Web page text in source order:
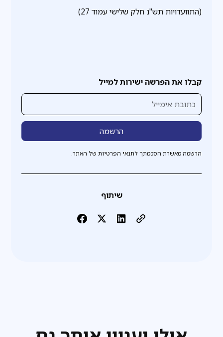
קבלו את הפרשה ישירות למייל
הרשמה מאשרת הסכמתך לתנאי הפרטיות של האתר.
שיתוף
(התוועדויות תש"נ חלק שלישי עמוד 27)